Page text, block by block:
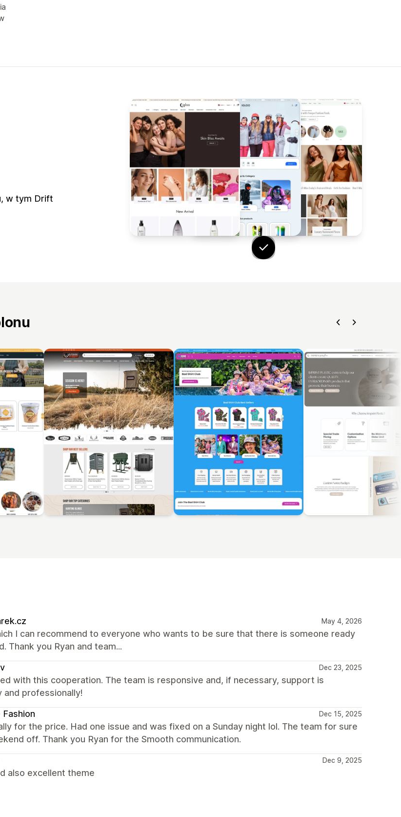
w tym Drift
May 4, 2026
I can recommend to everyone who wants to be sure that there is someone ready
Thank you Ryan and team...
Dec 23, 2025
with this cooperation. The team is responsive and, if necessary, support is
and professionally!
Fashion Dec 15, 2025
for the price. Had one issue and was fixed on a Sunday night lol. The team for sure
off. Thank you Ryan for the Smooth communication.
Dec 9, 2025
also excellent theme